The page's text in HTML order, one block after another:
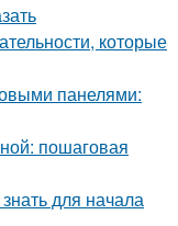
которые
панелями:
пошаговая
для начала